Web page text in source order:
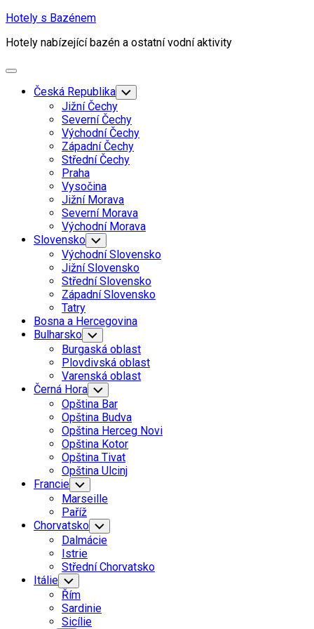
Skip
content
Hotely s Bazénem
Hotely nabízející bazén a ostatní vodní aktivity
Expand
Current
Page
Parent
Česká Republika Toggle
Child
Menu
Jižní Čechy
Severní Čechy
Východní Čechy
Západní Čechy
Střední Čechy
Praha
Vysočina
Current
Page:
Jižní Morava
Severní Morava
Východní Morava
Slovensko Toggle
Child
Menu
Východní Slovensko
Jižní Slovensko
Střední Slovensko
Západní Slovensko
Tatry
Bosna a Hercegovina
Bulharsko Toggle
Child
Menu
Burgaská oblast
Plovdivská oblast
Varenská oblast
Černá Hora Toggle
Child
Menu
Opština Bar
Opština Budva
Opština Herceg Novi
Opština Kotor
Opština Tivat
Opština Ulcinj
Francie Toggle
Child
Menu
Marseille
Paříž
Chorvatsko Toggle
Child
Menu
Dalmácie
Istrie
Střední Chorvatsko
Itálie Toggle
Child
Menu
Řím
Sardinie
Sicílie